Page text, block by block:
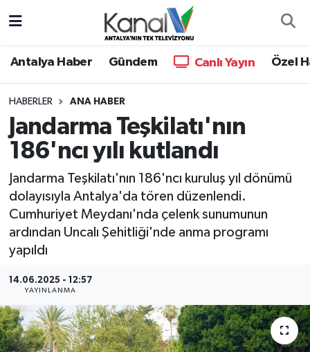
Antalya Haber Gündem Canlı Yayın Özel
HABERLER ANA HABER
Jandarma Teşkilatı'nın
186'ncı yılı kutlandı
Jandarma Teşkilatı'nın 186'ncı kuruluş yıl dönümü
dolayısıyla Antalya'da tören düzenlendi.
Cumhuriyet Meydanı'nda çelenk sunumunun
ardından Uncalı Şehitliği'nde anma programı
yapıldı
14.06.2025 - 12:57
YAYINLANMA
Antalya Haber
Dünya
Eğitim
Ekonomi
Gündem
Haberler
Hava Durumu
Trafik Durumu
Süper Lig Puan Durumu ve Fikstür
Tüm Manşetler
Son Dakika Haberleri